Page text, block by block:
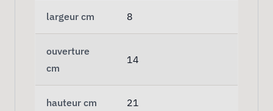
largeur cm 8
ouverture
cm
14
hauteur cm 21